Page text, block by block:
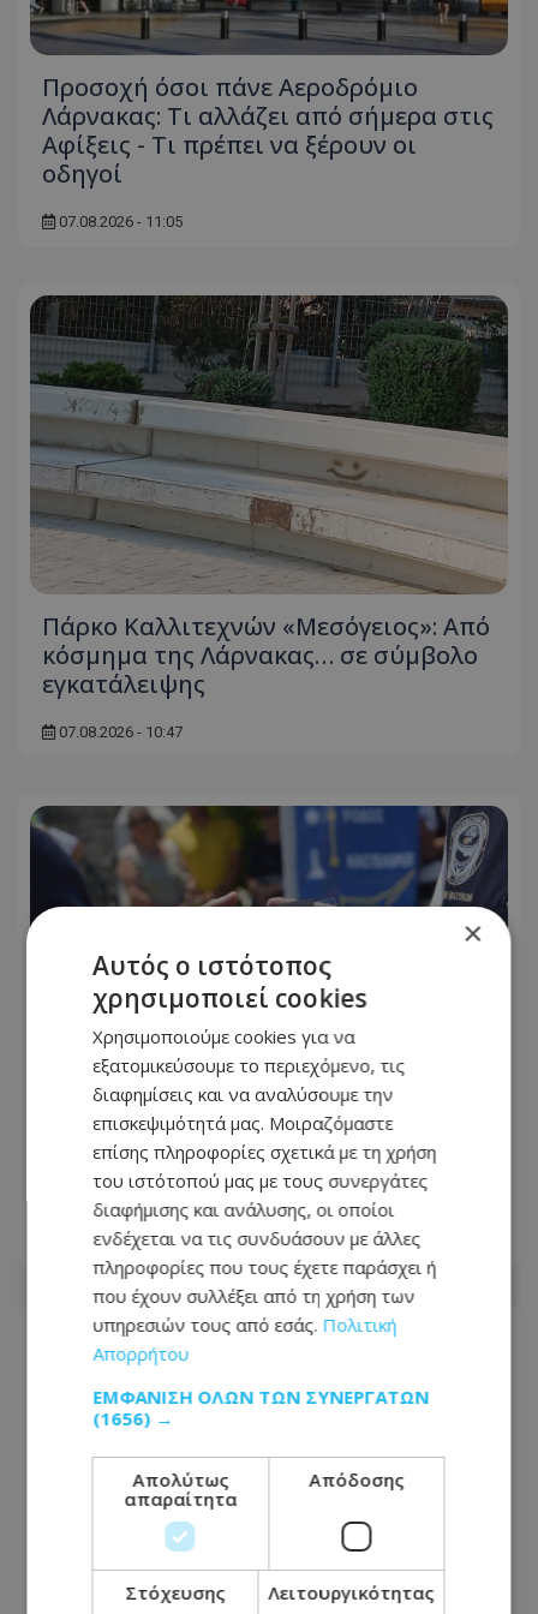
Προσοχή όσοι πάνε Αεροδρόμιο
Λάρνακας: Τι αλλάζει από σήμερα στις
Αφίξεις - Τι πρέπει να ξέρουν οι
οδηγοί
07.08.2026 - 11:05
Πάρκο Καλλιτεχνών «Μεσόγειος»: Από
κόσμημα της Λάρνακας… σε σύμβολο
εγκατάλειψης
07.08.2026 - 10:47
Πρωτοβουλία Μνήμης Ισαάκ-
Σολωμού: Συμβολικό κλείσιμο
οδοφραγμάτων
07.08.2026 - 08:53
×
Αυτός ο ιστότοπος
χρησιμοποιεί cookies
Χρησιμοποιούμε cookies για να
εξατομικεύσουμε το περιεχόμενο, τις
διαφημίσεις και να αναλύσουμε την
επισκεψιμότητά μας. Μοιραζόμαστε
επίσης πληροφορίες σχετικά με τη χρήση
του ιστότοπού μας με τους συνεργάτες
διαφήμισης και ανάλυσης, οι οποίοι
ενδέχεται να τις συνδυάσουν με άλλες
πληροφορίες που τους έχετε παράσχει ή
που έχουν συλλέξει από τη χρήση των
υπηρεσιών τους από εσάς. Πολιτική
Απορρήτου
ΕΜΦΆΝΙΣΗ ΌΛΩΝ ΤΩΝ ΣΥΝΕΡΓΑΤΏΝ
(1656) →
Απολύτως
απαραίτητα
Απόδοσης
Στόχευσης Λειτουργικότητας